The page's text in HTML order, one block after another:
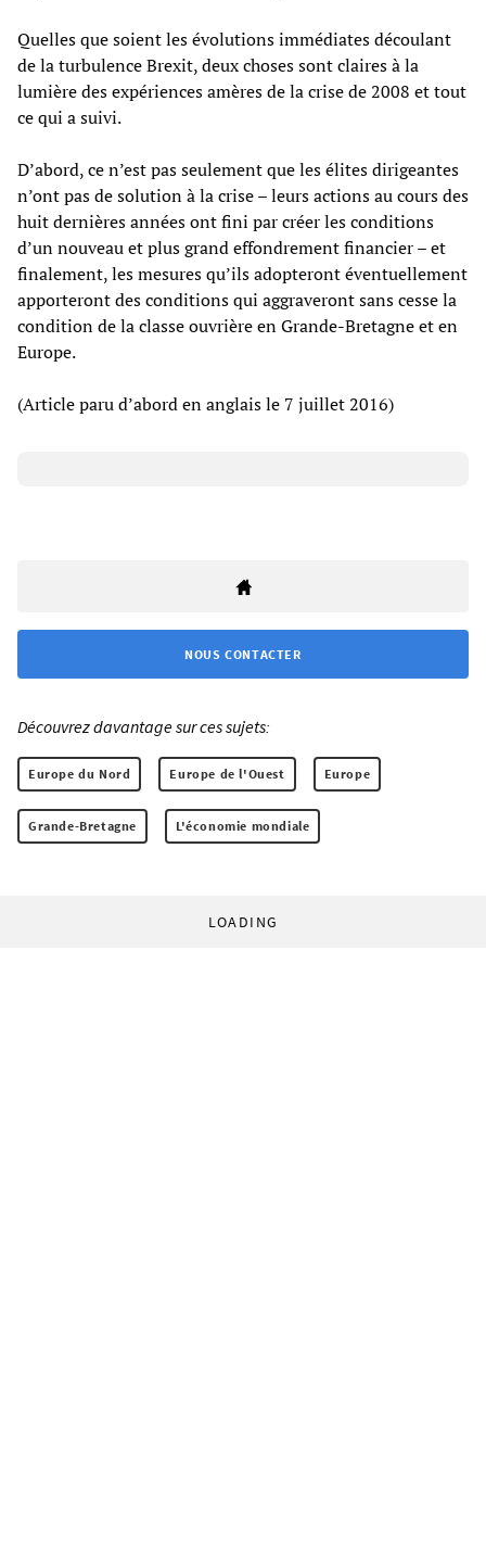
Quelles que soient les évolutions immédiates découlant
de la turbulence Brexit, deux choses sont claires à la
lumière des expériences amères de la crise de 2008 et tout
ce qui a suivi.
D’abord, ce n’est pas seulement que les élites dirigeantes
n’ont pas de solution à la crise – leurs actions au cours des
huit dernières années ont fini par créer les conditions
d’un nouveau et plus grand effondrement financier – et
finalement, les mesures qu’ils adopteront éventuellement
apporteront des conditions qui aggraveront sans cesse la
condition de la classe ouvrière en Grande-Bretagne et en
Europe.
(Article paru d’abord en anglais le 7 juillet 2016)
NOUS CONTACTER
Découvrez davantage sur ces sujets:
Europe du Nord Europe de l'Ouest Europe
Grande-Bretagne L'économie mondiale
LOADING